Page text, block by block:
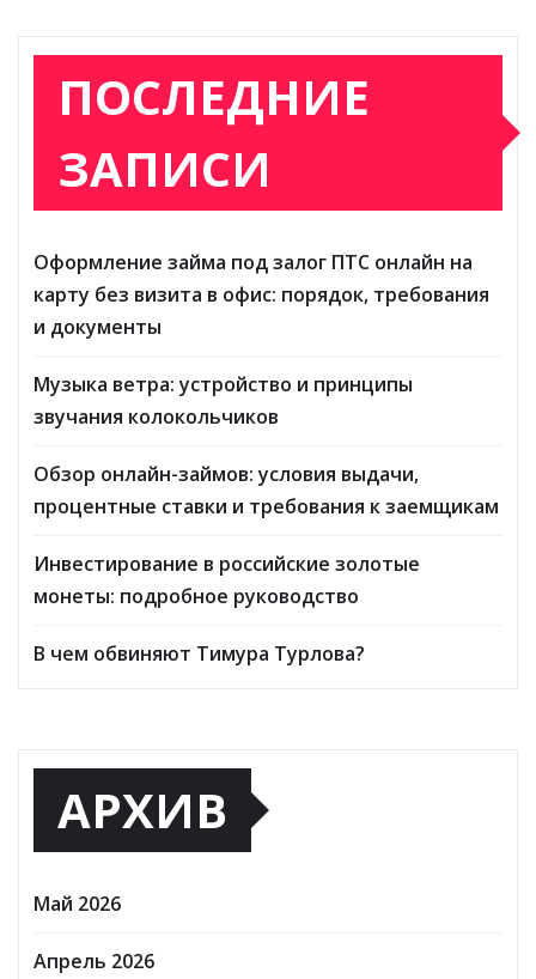
ПОСЛЕДНИЕ
ЗАПИСИ
Оформление займа под залог ПТС онлайн на
карту без визита в офис: порядок, требования
и документы
Музыка ветра: устройство и принципы
звучания колокольчиков
Обзор онлайн-займов: условия выдачи,
процентные ставки и требования к заемщикам
Инвестирование в российские золотые
монеты: подробное руководство
В чем обвиняют Тимура Турлова?
АРХИВ
Май 2026
Апрель 2026